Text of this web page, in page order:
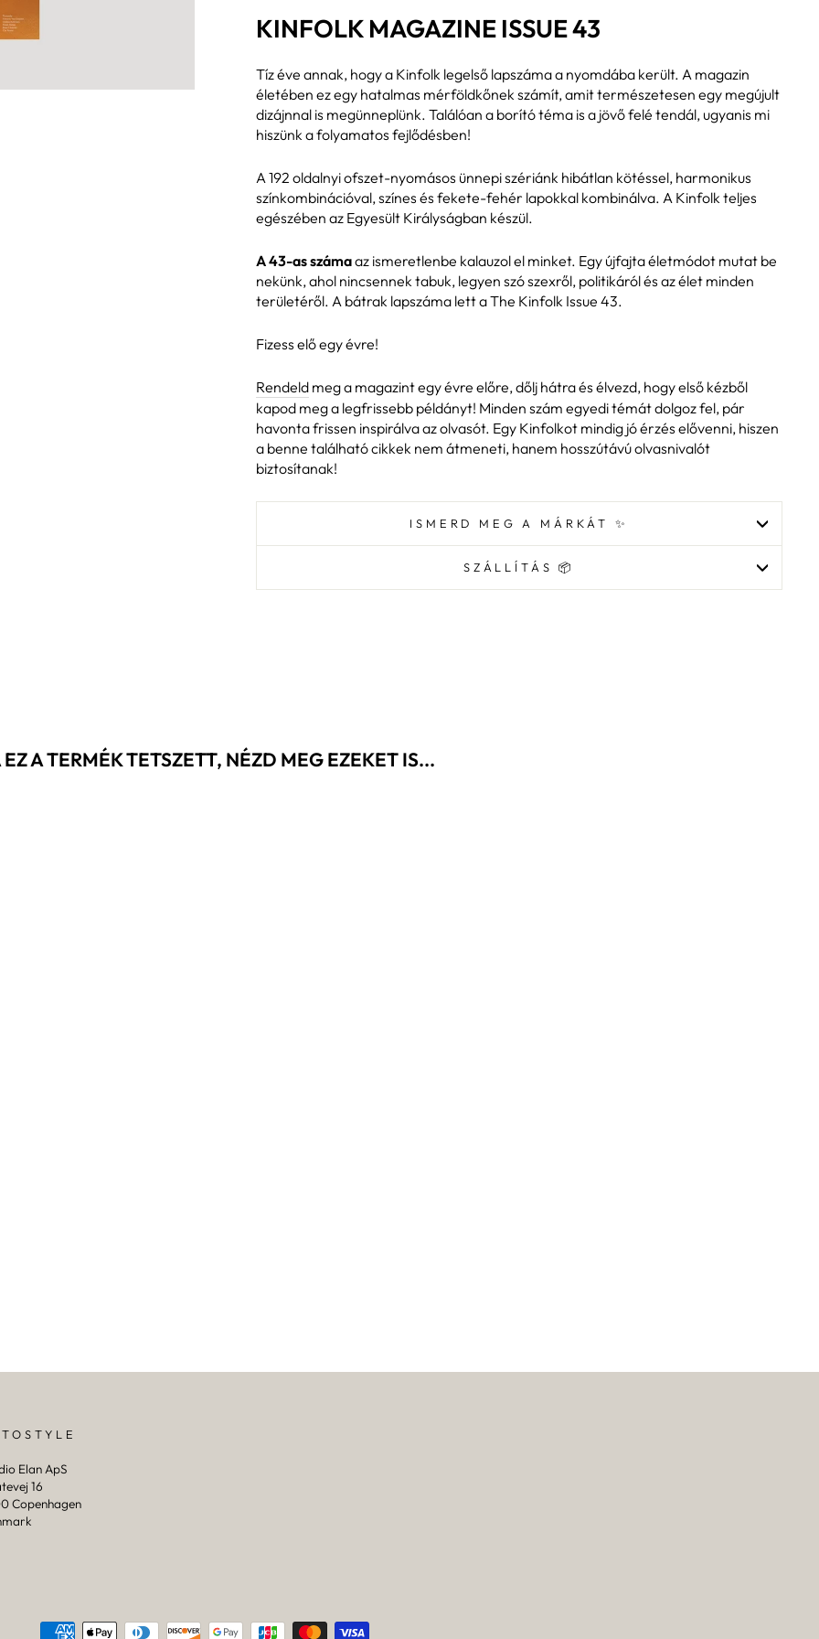
KINFOLK MAGAZINE ISSUE 43
Tíz éve annak, hogy a Kinfolk legelső lapszáma a nyomdába került. A magazin
életében ez egy hatalmas mérföldkőnek számít, amit természetesen egy megújult
dizájnnal is megünneplünk. Találóan a borító téma is a jövő felé tendál, ugyanis mi
hiszünk a folyamatos fejlődésben!
A 192 oldalnyi ofszet-nyomásos ünnepi szériánk hibátlan kötéssel, harmonikus
színkombinációval, színes és fekete-fehér lapokkal kombinálva. A Kinfolk teljes
egészében az Egyesült Királyságban készül.
A 43-as számaaz ismeretlenbe kalauzol el minket. Egy újfajta életmódot mutat be
nekünk, ahol nincsennek tabuk, legyen szó szexről, politikáról és az élet minden
területéről. A bátrak lapszáma lett a The Kinfolk Issue 43.
Fizess elő egy évre!
Rendeld meg a magazint egy évre előre, dőlj hátra és élvezd, hogy első kézből
kapod meg a legfrissebb példányt! Minden szám egyedi témát dolgoz fel, pár
havonta frissen inspirálva az olvasót. Egy Kinfolkot mindig jó érzés elővenni, hiszen
a benne található cikkek nem átmeneti, hanem hosszútávú olvasnivalót
biztosítanak!
ISMERD MEG A MÁRKÁT ✨
SZÁLLÍTÁS 📦
A TERMÉK TETSZETT, NÉZD MEG EZEKET IS...
Elan ApS
16
Copenhagen